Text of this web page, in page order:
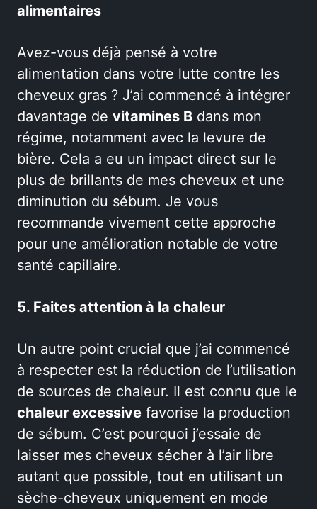
alimentaires
Avez-vous déjà pensé à votre
alimentation dans votre lutte contre les
cheveux gras ? J’ai commencé à intégrer
davantage de vitamines B dans mon
régime, notamment avec la levure de
bière. Cela a eu un impact direct sur le
plus de brillants de mes cheveux et une
diminution du sébum. Je vous
recommande vivement cette approche
pour une amélioration notable de votre
santé capillaire.
5. Faites attention à la chaleur
Un autre point crucial que j’ai commencé
à respecter est la réduction de l’utilisation
de sources de chaleur. Il est connu que le
chaleur excessive favorise la production
de sébum. C’est pourquoi j’essaie de
laisser mes cheveux sécher à l’air libre
autant que possible, tout en utilisant un
sèche-cheveux uniquement en mode